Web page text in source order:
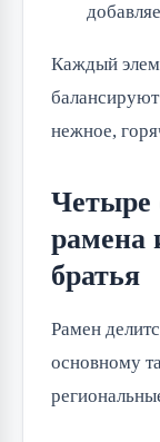
Каждый
нежное,
Четыре
рамена
братья
Рамен
основному